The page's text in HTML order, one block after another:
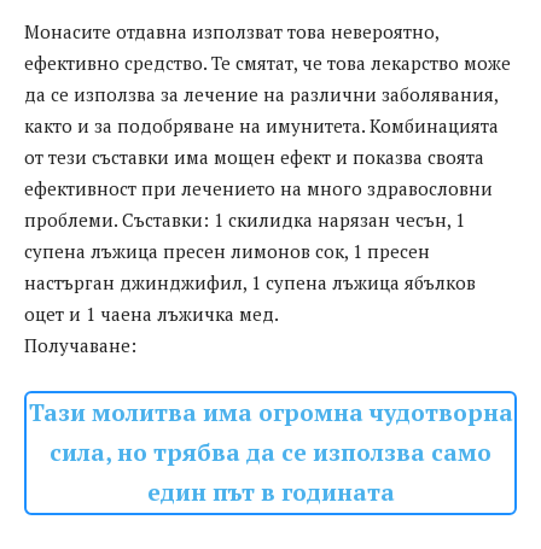
Монасите отдавна използват това невероятно,
ефективно средство. Те смятат, че това лекарство може
да се използва за лечение на различни заболявания,
както и за подобряване на имунитета. Комбинацията
от тези съставки има мощен ефект и показва своята
ефективност при лечението на много здравословни
проблеми. Съставки: 1 скилидка нарязан чесън, 1
супена лъжица пресен лимонов сок, 1 пресен
настърган джинджифил, 1 супена лъжица ябълков
оцет и 1 чаена лъжичка мед.
Получаване:
Тази молитва има огромна чудотворна
сила, но трябва да се използва само
един път в годината